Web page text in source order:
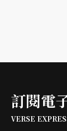
訂閱電
VERSE